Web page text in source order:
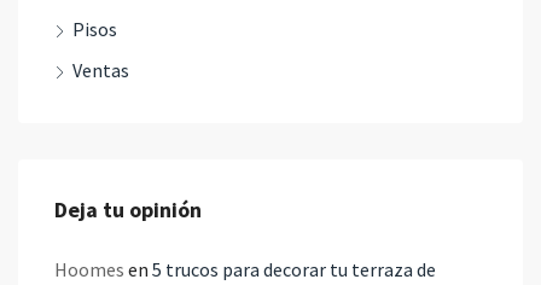
Pisos
Ventas
Deja tu opinión
Hoomes en 5 trucos para decorar tu terraza de